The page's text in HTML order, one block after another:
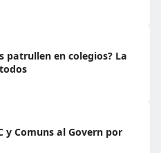
patrullen en colegios? La
y Comuns al Govern por